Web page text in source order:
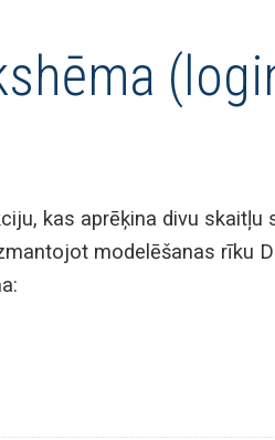
kas aprēķina divu skaitļu
modelēšanas rīku